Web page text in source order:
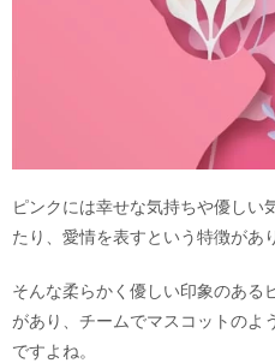
ピンクには幸せな気持ちや優しい
たり、愛情を表すという特徴があ
そんな柔らかく優しい印象のある
があり、チームでマスコットのよ
ですよね。